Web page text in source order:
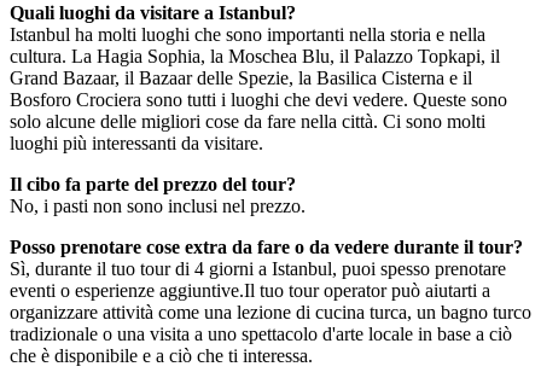
Quali luoghi da visitare a Istanbul?
Istanbul ha molti luoghi che sono importanti nella storia e nella
cultura. La Hagia Sophia, la Moschea Blu, il Palazzo Topkapi, il
Grand Bazaar, il Bazaar delle Spezie, la Basilica Cisterna e il
Bosforo Crociera sono tutti i luoghi che devi vedere. Queste sono
solo alcune delle migliori cose da fare nella città. Ci sono molti
luoghi più interessanti da visitare.
Il cibo fa parte del prezzo del tour?
No, i pasti non sono inclusi nel prezzo.
Posso prenotare cose extra da fare o da vedere durante il tour?
Sì, durante il tuo tour di 4 giorni a Istanbul, puoi spesso prenotare
eventi o esperienze aggiuntive.Il tuo tour operator può aiutarti a
organizzare attività come una lezione di cucina turca, un bagno turco
tradizionale o una visita a uno spettacolo d'arte locale in base a ciò
che è disponibile e a ciò che ti interessa.